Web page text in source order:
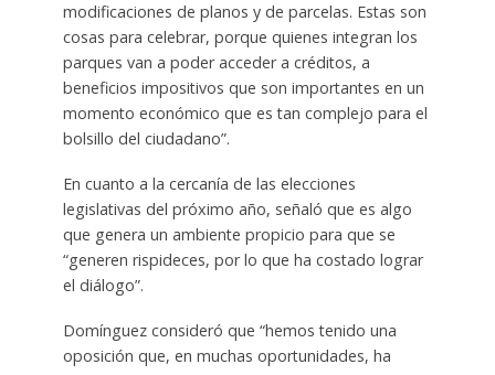
modificaciones de planos y de parcelas. Estas son
cosas para celebrar, porque quienes integran los
parques van a poder acceder a créditos, a
beneficios impositivos que son importantes en un
momento económico que es tan complejo para el
bolsillo del ciudadano”.
En cuanto a la cercanía de las elecciones
legislativas del próximo año, señaló que es algo
que genera un ambiente propicio para que se
“generen rispideces, por lo que ha costado lograr
el diálogo”.
Domínguez consideró que “hemos tenido una
oposición que, en muchas oportunidades, ha